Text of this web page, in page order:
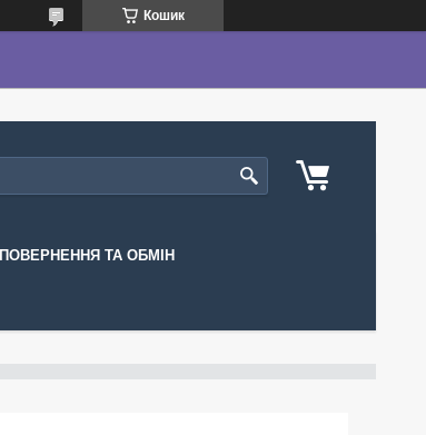
Кошик
ПОВЕРНЕННЯ ТА ОБМІН